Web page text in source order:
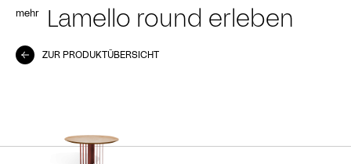
mehr Lamello round erleben
ZUR PRODUKTÜBERSICHT